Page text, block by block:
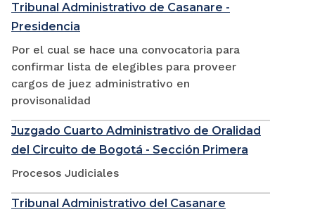
Tribunal Administrativo de Casanare -
Presidencia
Por el cual se hace una convocatoria para
confirmar lista de elegibles para proveer
cargos de juez administrativo en
provisonalidad
Juzgado Cuarto Administrativo de Oralidad
del Circuito de Bogotá - Sección Primera
Procesos Judiciales
Tribunal Administrativo del Casanare